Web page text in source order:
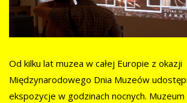
Od kilku lat muzea w całej Europie z okazji
Międzynarodowego Dnia Muzeów
ekspozycje w godzinach nocnych.